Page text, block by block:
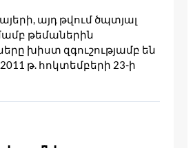
այդ թվում ծպտյալ
թեմաներին
խիստ զգուշությամբ են
թ. հոկտեմբերի 23-ի